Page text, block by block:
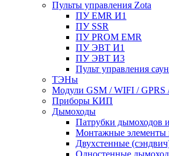
Пульты управления Zota
ПУ EMR И1
ПУ SSR
ПУ PROM EMR
ПУ ЭВТ И1
ПУ ЭВТ И3
Пульт управления
ТЭНы
Модули GSM / WIFI / GPRS
Приборы КИП
Дымоходы
Патрубки дымоходов и
Монтажные
Двухстенные
Одностенные